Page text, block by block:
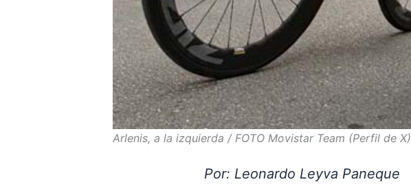
Arlenis, a la izquierda / FOTO Movistar Team (Perfil de X)
Por: Leonardo Leyva Paneque